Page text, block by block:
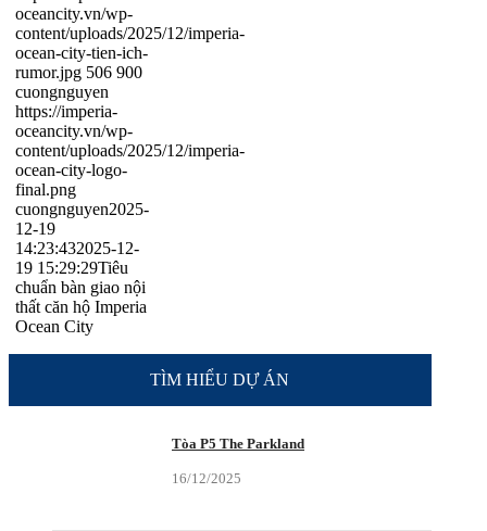
oceancity.vn/wp-
content/uploads/2025/12/imperia-
ocean-city-tien-ich-
rumor.jpg 506 900
cuongnguyen
https://imperia-
oceancity.vn/wp-
content/uploads/2025/12/imperia-
ocean-city-logo-
final.png
cuongnguyen2025-
12-19
14:23:432025-12-
19 15:29:29Tiêu
chuẩn bàn giao nội
thất căn hộ Imperia
Ocean City
TÌM HIỂU DỰ ÁN
Tòa P5 The Parkland
16/12/2025